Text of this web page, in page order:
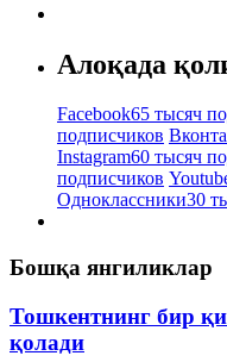
Алоқада
Facebook65 тысяч
подписчиков
Instagram60 тысяч
подписчиков
Одноклассники30
Бошқа янгиликлар
Тошкентнинг бир
қолади